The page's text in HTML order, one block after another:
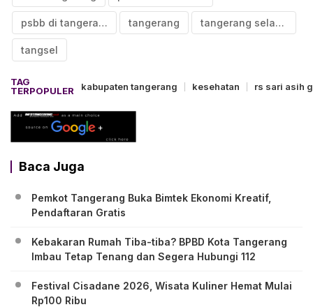
psbb di tangerang tangerang tangerang selatan
tangsel
TAG
TERPOPULER
kabupaten tangerang kesehatan rs sari asih
Baca Juga
Pemkot Tangerang Buka Bimtek Ekonomi Kreatif,
Pendaftaran Gratis
Kebakaran Rumah Tiba-tiba? BPBD Kota Tangerang
Imbau Tetap Tenang dan Segera Hubungi 112
Festival Cisadane 2026, Wisata Kuliner Hemat Mulai
Rp100 Ribu